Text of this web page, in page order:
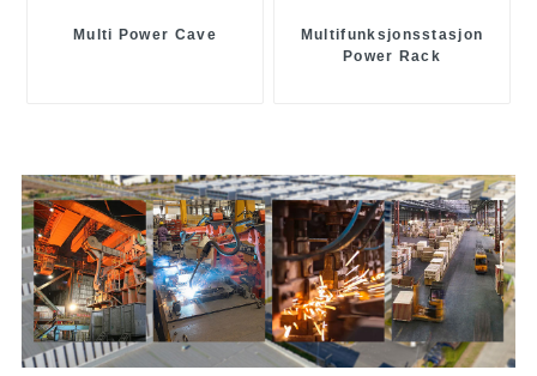
Multi Power Cave
Multifunksjonsstasjon
Power Rack